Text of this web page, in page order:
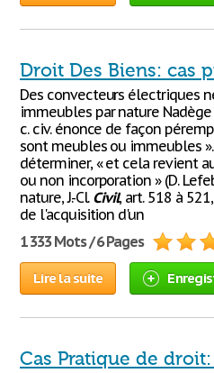
Droit Des Biens: cas
Des convecteurs électriques
immeubles par nature
c. civ. énonce de façon
sont meubles ou immeubles
déterminer, « et cela revient
ou non incorporation » (D.
nature, J.-Cl. Civil, art. 518 à
de l'acquisition d'un
1 333 Mots / 6 Pages
Lire la suite
Cas Pratique de